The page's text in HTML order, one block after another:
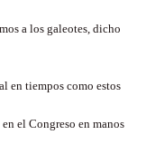
a los galeotes, dicho
en tiempos como estos
el Congreso en manos